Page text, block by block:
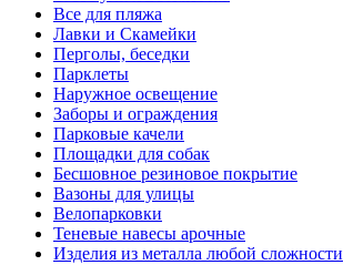
Все для пляжа
Лавки и Скамейки
Перголы, беседки
Парклеты
Наружное освещение
Заборы и ограждения
Парковые качели
Площадки для собак
Бесшовное резиновое покрытие
Вазоны для улицы
Велопарковки
Теневые навесы арочные
Изделия из металла любой сложности